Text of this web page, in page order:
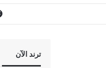
ترند الآن